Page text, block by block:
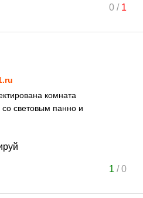
0/ 1
комната
со световым панно и
1 /0